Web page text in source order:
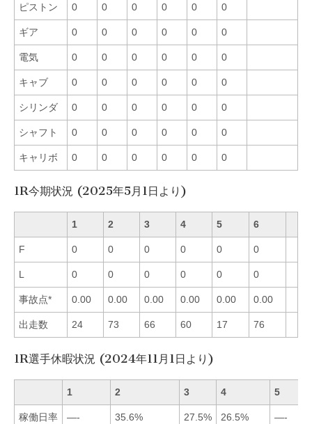
ピストン 0 0 0 0 0 0
ギア 0 0 0 0 0 0
電気 0 0 0 0 0 0
キャブ 0 0 0 0 0 0
シリンダ 0 0 0 0 0 0
シャフト 0 0 0 0 0 0
キャリボ 0 0 0 0 0 0
1R今期状況 (2025年5月1日より)
1 2 3 4 5 6
F 0 0 0 0 0 0
L 0 0 0 0 0 0
事故点* 0.00 0.00 0.00 0.00 0.00 0.00
出走数 24 73 66 60 17 76
1R選手休暇状況 (2024年11月1日より)
1 2 3 4 5
稼働日率 —- 35.6% 27.5% 26.5% —-